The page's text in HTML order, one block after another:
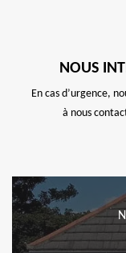
NOUS
En cas d’urgence,
à nous